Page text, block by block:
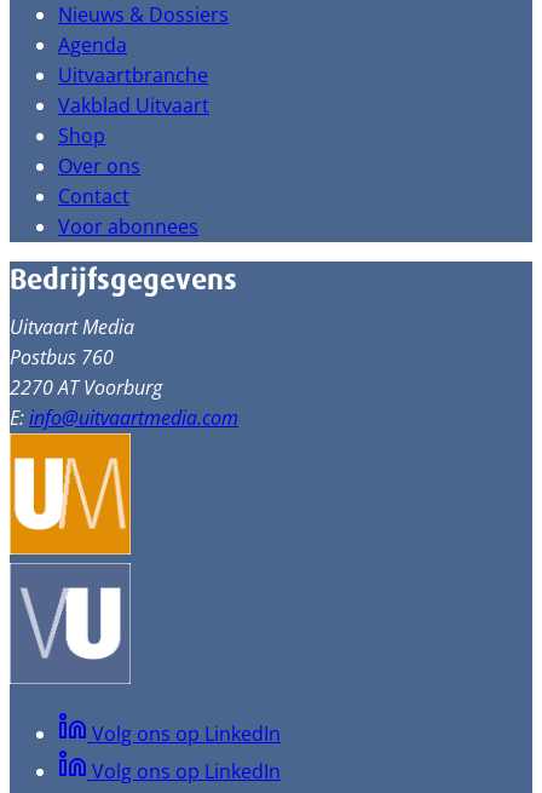
Nieuws & Dossiers
Agenda
Uitvaartbranche
Vakblad Uitvaart
Shop
Over ons
Contact
Voor abonnees
Bedrijfsgegevens
Uitvaart Media
Postbus 760
2270 AT Voorburg
E:info@uitvaartmedia.com
Volg ons op LinkedIn
Volg ons op LinkedIn